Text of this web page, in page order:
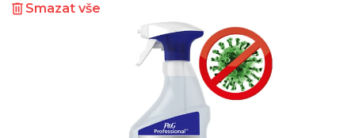
Smazat vše